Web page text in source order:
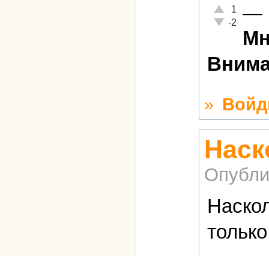
Отлично!
1
Неадекватно!
-2
—
»